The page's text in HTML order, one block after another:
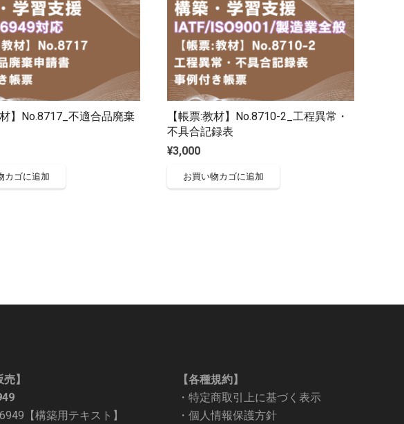
材】No.8717_不適合品廃棄
カゴに追加
【帳票:教材】No.8710-2_工程異常・
不具合記録表
¥3,000
お買い物カゴに追加
】
【構築用テキスト】
【各種規約】
・ 特定商取引上に基づく表示
・ 個人情報保護方針